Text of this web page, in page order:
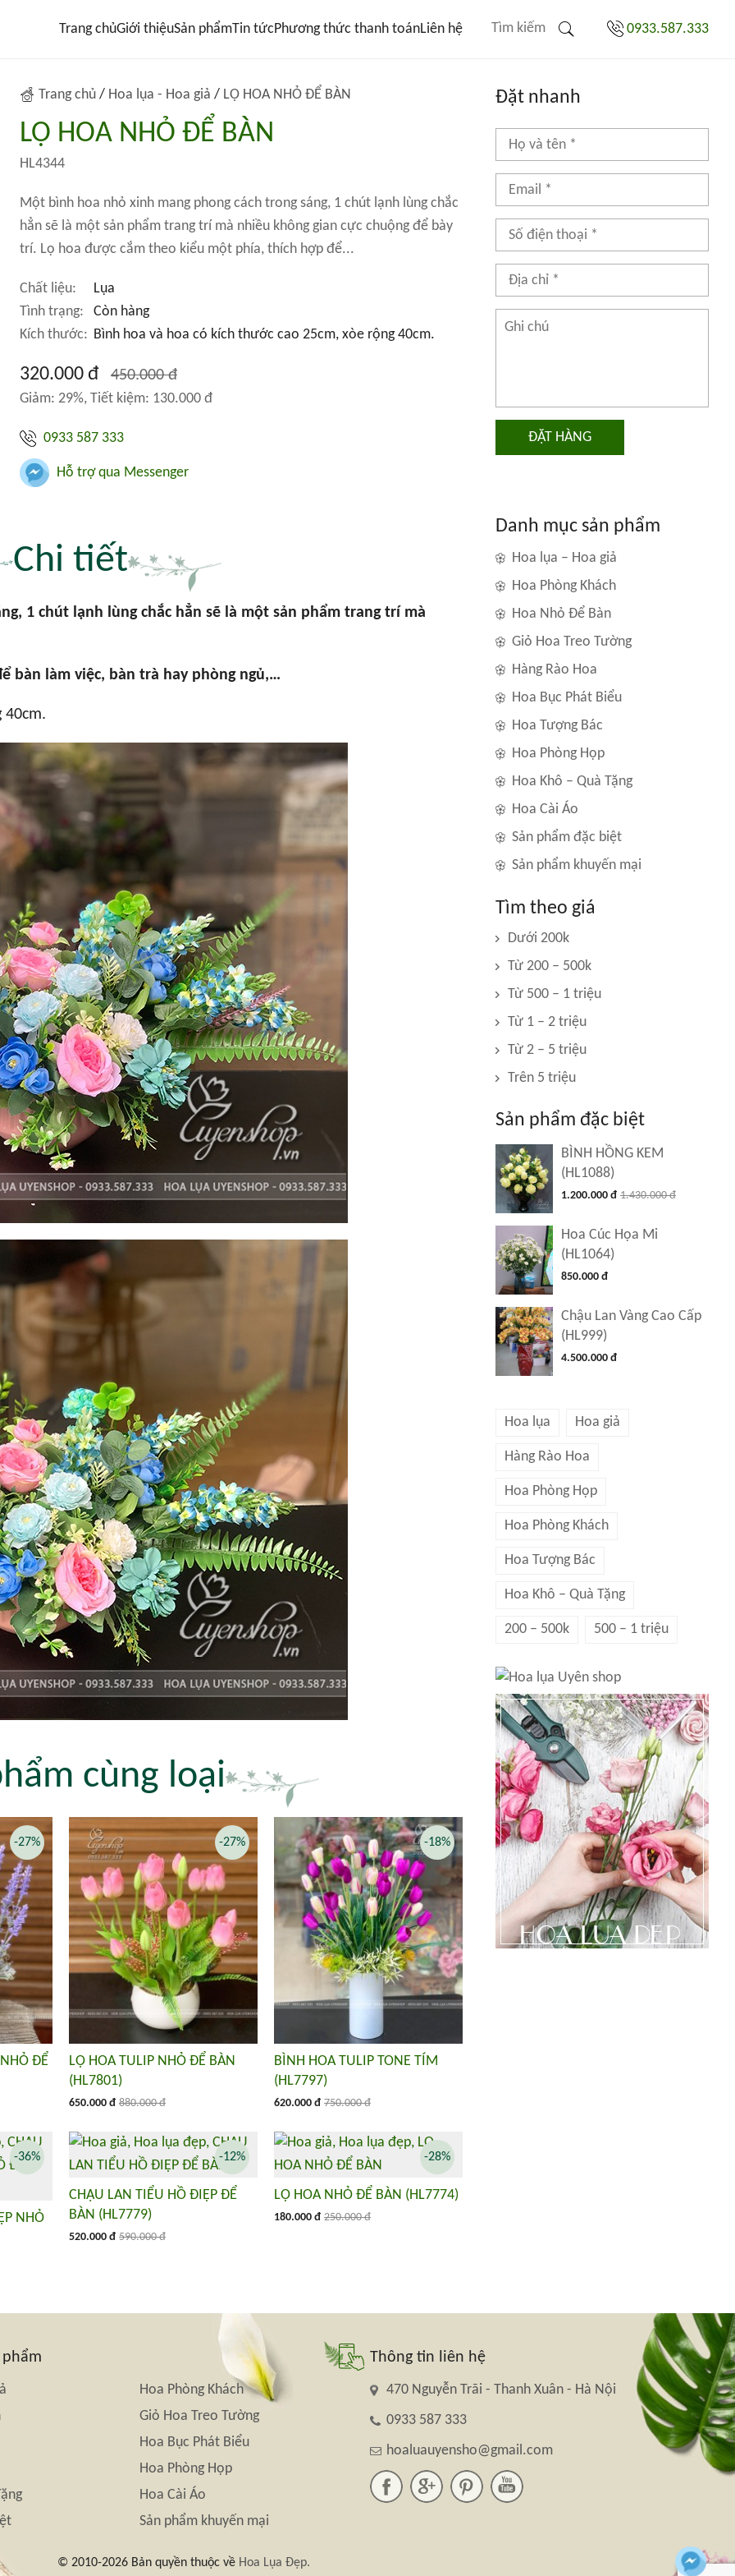
Trang chủGiới thiệuSản phẩmTin tức Phương thức thanh toánLiên hệ 0933.587.333
Trang chủ / Hoa lụa - Hoa giả / LỌ HOA NHỎ ĐỂ BÀN
LỌ HOA NHỎ ĐỂ BÀN
HL4344
Một bình hoa nhỏ xinh mang phong cách trong sáng, 1 chút lạnh lùng chắc
hẳn sẽ là một sản phẩm trang trí mà nhiều không gian cực chuộng để bày
trí. Lọ hoa được cắm theo kiểu một phía, thích hợp để...
Chất liệu:
Lụa
Tình trạng:
Còn hàng
Kích thước: Bình hoa và hoa có kích thước cao 25cm, xòe rộng 40cm.
320.000 đ 450.000 đ
Giảm: 29%, Tiết kiệm: 130.000 đ
0933 587 333
Hỗ trợ qua Messenger
Đặt nhanh
ĐẶT HÀNG
Chi tiết
1 chút lạnh lùng chắc hẳn sẽ là một sản phẩm trang trí mà
bàn làm việc, bàn trà hay phòng ngủ,…
40cm.
cùng loại
ĐỂ
-27%
LỌ HOA TULIP NHỎ ĐỂ BÀN
(HL7801)
650.000 đ 880.000 đ
-27%
BÌNH HOA TULIP TONE TÍM
(HL7797)
620.000 đ 750.000 đ
-18%
NHỎ
-36%
CHẬU LAN TIỂU HỒ ĐIỆP ĐỂ
BÀN (HL7779)
520.000 đ 590.000 đ
-12%
LỌ HOA NHỎ ĐỂ BÀN (HL7774)
180.000 đ 250.000 đ
-28%
Danh mục sản phẩm
Hoa lụa – Hoa giả
Hoa Phòng Khách
Hoa Nhỏ Để Bàn
Giỏ Hoa Treo Tường
Hàng Rào Hoa
Hoa Bục Phát Biểu
Hoa Tượng Bác
Hoa Phòng Họp
Hoa Khô – Quà Tặng
Hoa Cài Áo
Sản phẩm đặc biệt
Sản phẩm khuyến mại
Tìm theo giá
Dưới 200k
Từ 200 – 500k
Từ 500 – 1 triệu
Từ 1 – 2 triệu
Từ 2 – 5 triệu
Trên 5 triệu
Sản phẩm đặc biệt
BÌNH HỒNG KEM
(HL1088)
1.200.000 đ 1.430.000 đ
Hoa Cúc Họa Mi
(HL1064)
850.000 đ
Chậu Lan Vàng Cao Cấp
(HL999)
4.500.000 đ
Hoa lụa Hoa giả
Hàng Rào Hoa
Hoa Phòng Họp
Hoa Phòng Khách
Hoa Tượng Bác
Hoa Khô – Quà Tặng
200 – 500k 500 – 1 triệu
Hoa Phòng Khách
Giỏ Hoa Treo Tường
Hoa Bục Phát Biểu
Hoa Phòng Họp
Hoa Cài Áo
Sản phẩm khuyến mại
Thông tin liên hệ
470 Nguyễn Trãi - Thanh Xuân - Hà Nội
0933 587 333
hoaluauyensho@gmail.com
© 2010-2026 Bản quyền thuộc về Hoa Lụa Đẹp.